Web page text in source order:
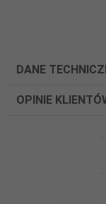
DANE
OPINIE